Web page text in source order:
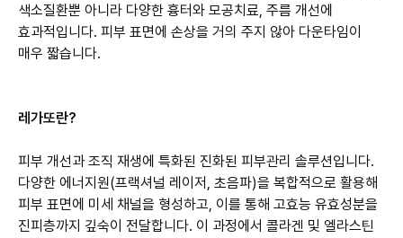
색소질환뿐 아니라 다양한 흉터와 모공치료, 주름 개선에
효과적입니다. 피부 표면에 손상을 거의 주지 않아 다운타임이
매우 짧습니다.
레가또란?
피부 개선과 조직 재생에 특화된 진화된 피부관리 솔루션입니다.
다양한 에너지원(프랙셔널 레이저, 초음파)을 복합적으로 활용해
피부 표면에 미세 채널을 형성하고, 이를 통해 고효능 유효성분을
진피층까지 깊숙이 전달합니다. 이 과정에서 콜라겐 및 엘라스틴